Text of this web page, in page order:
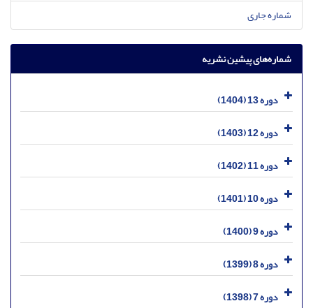
شماره جاری
شماره‌های پیشین نشریه
دوره 13 (1404)
دوره 12 (1403)
دوره 11 (1402)
دوره 10 (1401)
دوره 9 (1400)
دوره 8 (1399)
دوره 7 (1398)